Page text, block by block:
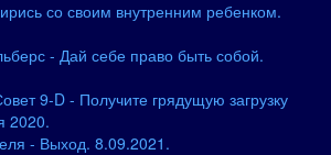
со своим внутренним ребенком.
- Дай себе право быть собой.
9-D - Получите грядущую загрузку
2020.
- Выход. 8.09.2021.